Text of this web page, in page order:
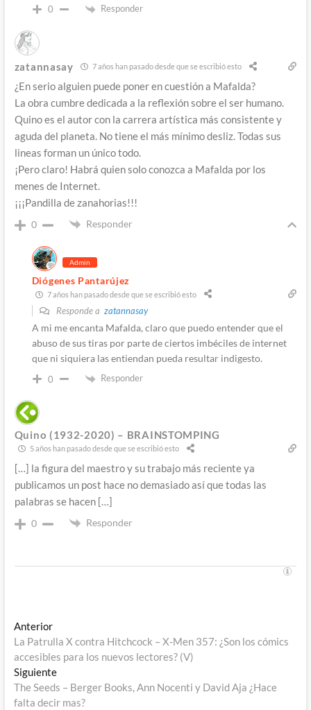
0 Responder
zatannasay 7 años han pasado desde que se escribió esto
¿En serio alguien puede poner en cuestión a Mafalda?
La obra cumbre dedicada a la reflexión sobre el ser humano.
Quino es el autor con la carrera artística más consistente y
aguda del planeta. No tiene el más mínimo desliz. Todas sus
lineas forman un único todo.
¡Pero claro! Habrá quien solo conozca a Mafalda por los
menes de Internet.
¡¡¡Pandilla de zanahorias!!!
0 Responder
Admin
Diógenes Pantarújez
7 años han pasado desde que se escribió esto
Responde a zatannasay
A mi me encanta Mafalda, claro que puedo entender que el
abuso de sus tiras por parte de ciertos imbéciles de internet
que ni siquiera las entiendan pueda resultar indigesto.
0 Responder
Quino (1932-2020) – BRAINSTOMPING
5 años han pasado desde que se escribió esto
[…] la figura del maestro y su trabajo más reciente ya
publicamos un post hace no demasiado así que todas las
palabras se hacen […]
0 Responder
Navegación
de
entradas
AnteriorEntrada
anterior:
La Patrulla X contra Hitchcock – X-Men 357: ¿Son los cómics
accesibles para los nuevos lectores? (V)
SiguienteEntrada
siguiente:
The Seeds – Berger Books, Ann Nocenti y David Aja ¿Hace
falta decir mas?